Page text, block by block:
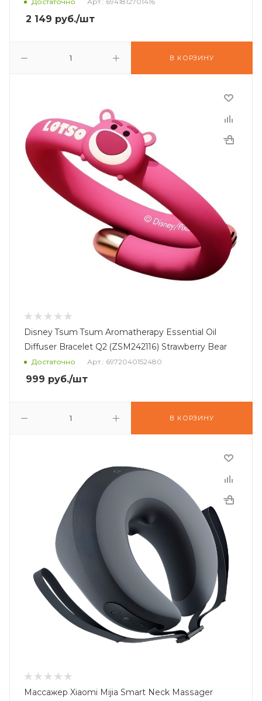
2 149 руб./шт
В КОРЗИНУ
Disney Tsum Tsum Aromatherapy Essential Oil
Diffuser Bracelet Q2 (ZSM242116) Strawberry Bear
Достаточно Арт.: 6972040152480
999 руб./шт
В КОРЗИНУ
Массажер Xiaomi Mijia Smart Neck Massager